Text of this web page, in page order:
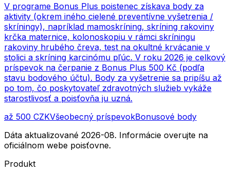
V programe Bonus Plus poistenec získava body za
aktivity (okrem iného cielené preventívne vyšetrenia /
skríningy), napríklad mamoskríning, skríning rakoviny
krčka maternice, kolonoskopiu v rámci skríningu
rakoviny hrubého čreva, test na okultné krvácanie v
stolici a skríning karcinómu pľúc. V roku 2026 je celkový
príspevok na čerpanie z Bonus Plus 500 Kč (podľa
stavu bodového účtu). Body za vyšetrenie sa pripíšu až
po tom, čo poskytovateľ zdravotných služieb vykáže
starostlivosť a poisťovňa ju uzná.
až 500 CZKVšeobecný príspevokBonusové body
Dáta aktualizované 2026-08. Informácie overujte na
oficiálnom webe poisťovne.
Produkt